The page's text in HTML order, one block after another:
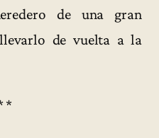
de una gran
de vuelta a la
*